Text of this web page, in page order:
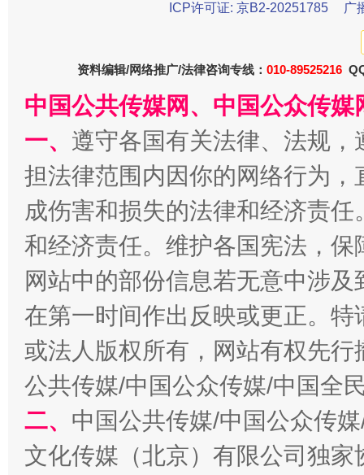
揭开“小金库”的免责幌子
受贿1.44亿！段成刚被判无期 从幼
ICP许可证: 京B2-20251785
广
资料编辑/网络推广/法律咨询专线： 010-89525216
中国公共传媒网、中国公众传
一、 遵守各国有关法律、法规
担法律范围内因你的网络行为
成伤害和损失的法律和经济责
和经济责任。维护各国宪法，
网站中的部份信息若无意中涉
在第一时间作出反映或更正。
或法人版权所有，网站有权先
公共传媒/中国公众传媒/中国全
二、 中国公共传媒/中国公众传
文化传媒（北京）有限公司独